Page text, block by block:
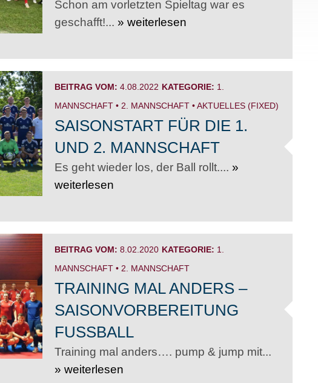
Schon am vorletzten Spieltag war es
geschafft!... » weiterlesen
BEITRAG VOM: 4.08.2022 KATEGORIE: 1.
MANNSCHAFT• 2. MANNSCHAFT•AKTUELLES (FIXED)
SAISONSTART FÜR DIE 1.
UND 2. MANNSCHAFT
Es geht wieder los, der Ball rollt.... »
weiterlesen
BEITRAG VOM: 8.02.2020 KATEGORIE: 1.
MANNSCHAFT• 2. MANNSCHAFT
TRAINING MAL ANDERS –
SAISONVORBEREITUNG
FUSSBALL
Training mal anders…. pump & jump mit...
» weiterlesen